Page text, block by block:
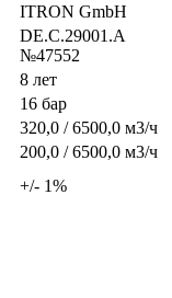
ITRON GmbH
DE.C.29001.A
№47552
8 лет
16 бар
320,0 / 6500,0 м3/ч
200,0 / 6500,0 м3/ч
+/- 1%